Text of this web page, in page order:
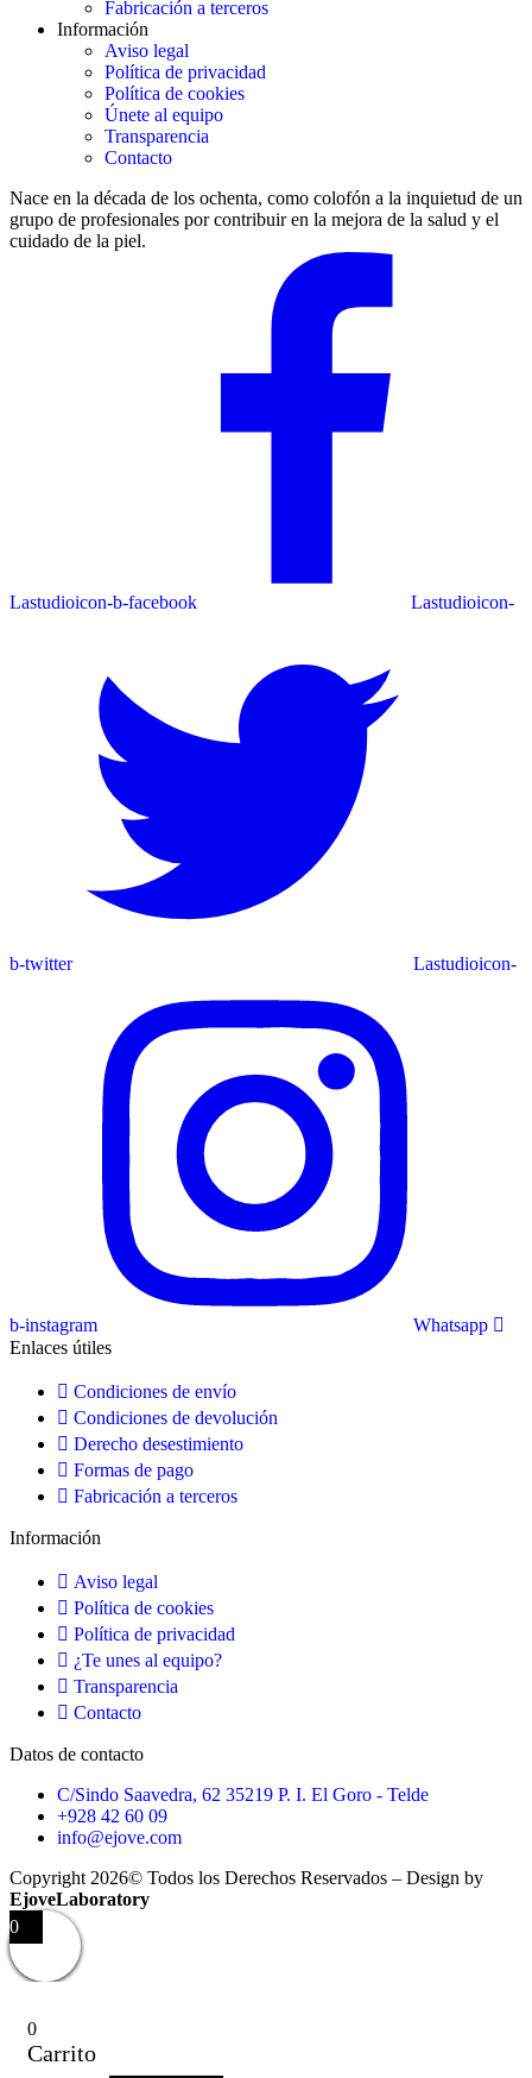
Fabricación a terceros
Información
Aviso legal
Política de privacidad
Política de cookies
Únete al equipo
Transparencia
Contacto
Nace en la década de los ochenta, como colofón a la inquietud de un
grupo de profesionales por contribuir en la mejora de la salud y el
cuidado de la piel.
Lastudioicon-b-facebook Lastudioicon-
b-twitter Lastudioicon-
b-instagram
Whatsapp
Enlaces útiles
Condiciones de envío
Condiciones de devolución
Derecho desestimiento
Formas de pago
Fabricación a terceros
Información
Aviso legal
Política de cookies
Política de privacidad
¿Te unes al equipo?
Transparencia
Contacto
Datos de contacto
C/Sindo Saavedra, 62 35219 P. I. El Goro - Telde
+928 42 60 09
info@ejove.com
Copyright 2026© Todos los Derechos Reservados – Design by
EjoveLaboratory
0
0
Carrito